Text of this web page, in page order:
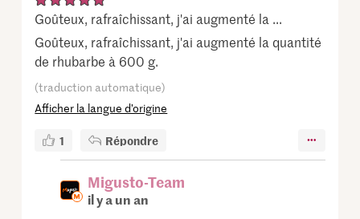
Goûteux, rafraîchissant, j'ai augmenté la ...
Goûteux, rafraîchissant, j'ai augmenté la quantité
de rhubarbe à 600 g.
(traduction automatique)
Afficher la langue d’origine
1 Répondre
Migusto-Team
il y a un an